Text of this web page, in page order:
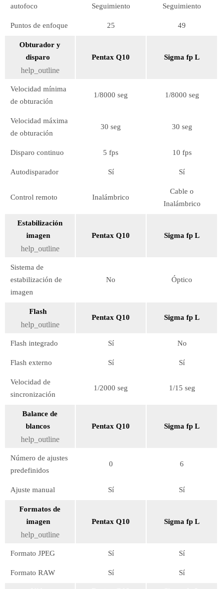
autofoco Seguimiento Seguimiento
Puntos de enfoque 25 49
Obturador y
disparo
help_outline
Pentax Q10 Sigma fp L
Velocidad mínima
de obturación
1/8000 seg 1/8000 seg
Velocidad máxima
de obturación
30 seg 30 seg
Disparo continuo 5 fps 10 fps
Autodisparador Sí Sí
Control remoto Inalámbrico
Cable o
Inalámbrico
Estabilización
imagen
help_outline
Pentax Q10 Sigma fp L
Sistema de
estabilización de
imagen
No Óptico
Flash
help_outline
Pentax Q10 Sigma fp L
Flash integrado Sí No
Flash externo Sí Sí
Velocidad de
sincronización
1/2000 seg 1/15 seg
Balance de
blancos
help_outline
Pentax Q10 Sigma fp L
Número de ajustes
predefinidos
0 6
Ajuste manual Sí Sí
Formatos de
imagen
help_outline
Pentax Q10 Sigma fp L
Formato JPEG Sí Sí
Formato RAW Sí Sí